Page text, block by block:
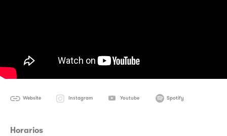
Website Instagram Youtube Spotify
Horarios